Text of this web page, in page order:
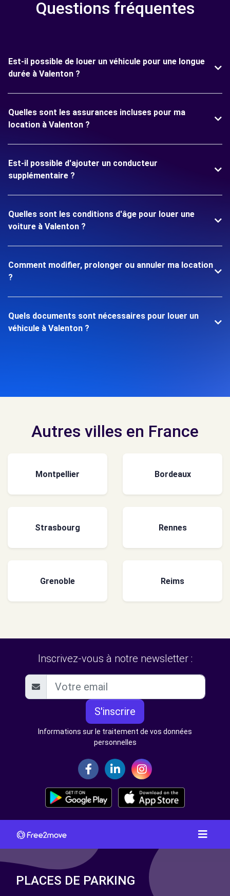
Questions fréquentes
Est-il possible de louer un véhicule pour une longue
durée à Valenton ?
Quelles sont les assurances incluses pour ma
location à Valenton ?
Est-il possible d'ajouter un conducteur
supplémentaire ?
Quelles sont les conditions d'âge pour louer une
voiture à Valenton ?
Comment modifier, prolonger ou annuler ma location
?
Quels documents sont nécessaires pour louer un
véhicule à Valenton ?
Autres villes en France
Montpellier Bordeaux
Strasbourg Rennes
Grenoble Reims
Inscrivez-vous à notre newsletter :
S'inscrire
Informations sur le traitement de vos données
personnelles
PLACES DE PARKING